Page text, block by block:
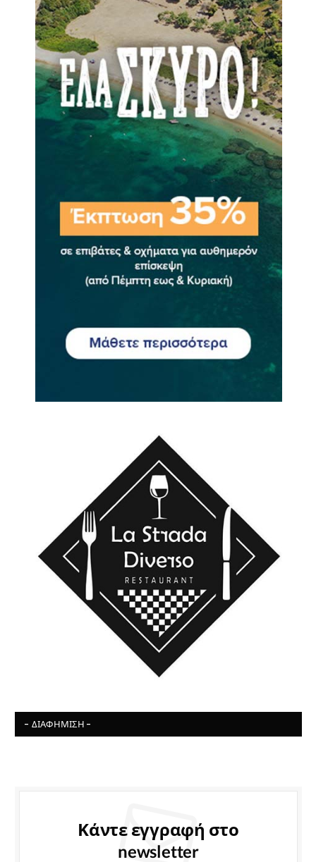
- ΔΙΑΦΉΜΙΣΗ -
Κάντε εγγραφή στο
newsletter